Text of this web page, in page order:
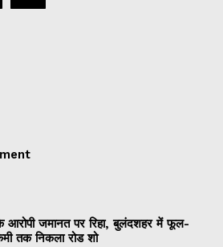
आरोपी जमानत पर रिहा, बुलंदशहर में फूल-
तक निकला रोड शो